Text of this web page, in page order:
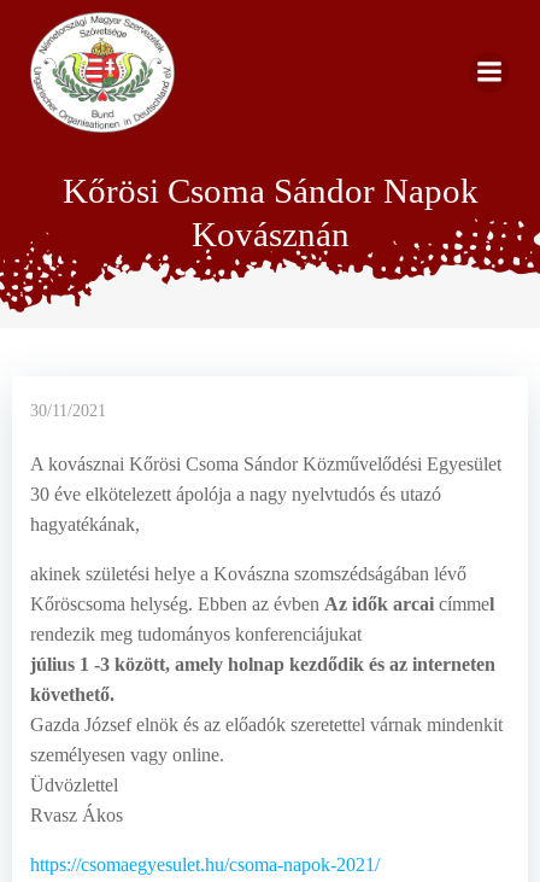
Kőrösi Csoma Sándor Napok
Kovásznán
30/11/2021
A kovásznai Kőrösi Csoma Sándor Közművelődési Egyesület
30 éve elkötelezett ápolója a nagy nyelvtudós és utazó
hagyatékának,
akinek születési helye a Kovászna szomszédságában lévő
Kőröscsoma helység. Ebben az évben Az idők arcai címmel
rendezik meg tudományos konferenciájukat
július 1 -3 között, amely holnap kezdődik és az interneten
követhető.
Gazda József elnök és az előadók szeretettel várnak mindenkit
személyesen vagy online.
Üdvözlettel
Rvasz Ákos
https://csomaegyesulet.hu/csoma-napok-2021/